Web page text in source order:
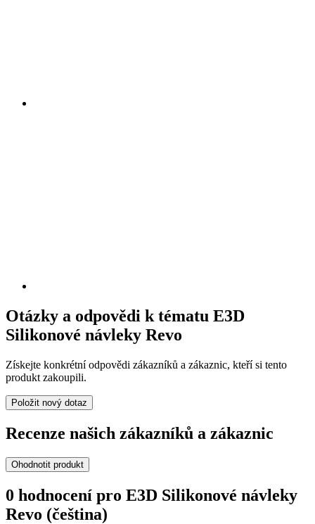
Otázky a odpovědi k tématu E3D
Silikonové návleky Revo
Získejte konkrétní odpovědi zákazníků a zákaznic, kteří si tento
produkt zakoupili.
Položit nový dotaz
Recenze našich zákazníků a zákaznic
Ohodnotit produkt
0 hodnocení pro E3D Silikonové návleky
Revo (čeština)